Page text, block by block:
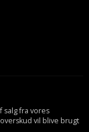
salg fra vores
vil blive brugt